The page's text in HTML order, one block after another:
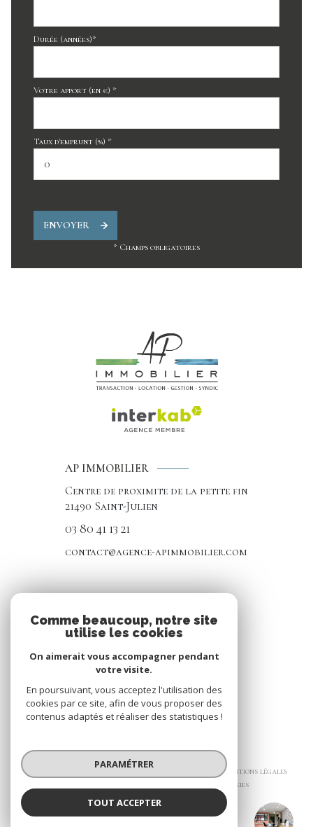
Durée (années)*
Votre apport (en €) *
Taux d'emprunt (%) *
ENVOYER
* Champs obligatoires
AP IMMOBILIER
AP IMMOBILIER
Centre de proximite de la petite fin
21490 Saint-Julien
03 80 41 13 21
contact@agence-apimmobilier.com
Nous suivre
© 2026 | Tous droits réservés
Nos honoraires
Nos partenaires
Mentions légales
Cookies
Comme beaucoup, notre site
utilise les cookies
On aimerait vous accompagner pendant
votre visite.
En poursuivant, vous acceptez l'utilisation des
cookies par ce site, afin de vous proposer des
contenus adaptés et réaliser des statistiques !
PARAMÉTRER
TOUT ACCEPTER